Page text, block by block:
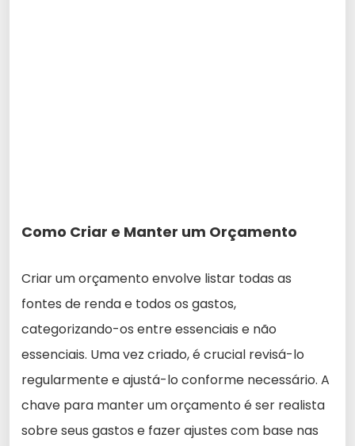
Como Criar e Manter um Orçamento
Criar um orçamento envolve listar todas as
fontes de renda e todos os gastos,
categorizando-os entre essenciais e não
essenciais. Uma vez criado, é crucial revisá-lo
regularmente e ajustá-lo conforme necessário. A
chave para manter um orçamento é ser realista
sobre seus gastos e fazer ajustes com base nas